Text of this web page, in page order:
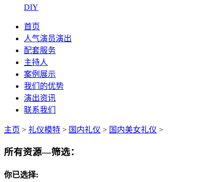
DIY
首页
人气演员演出
配套服务
主持人
案例展示
我们的优势
演出资讯
联系我们
主页 > 礼仪模特 > 国内礼仪 > 国内美女礼仪 >
所有资源—筛选：
你已选择: